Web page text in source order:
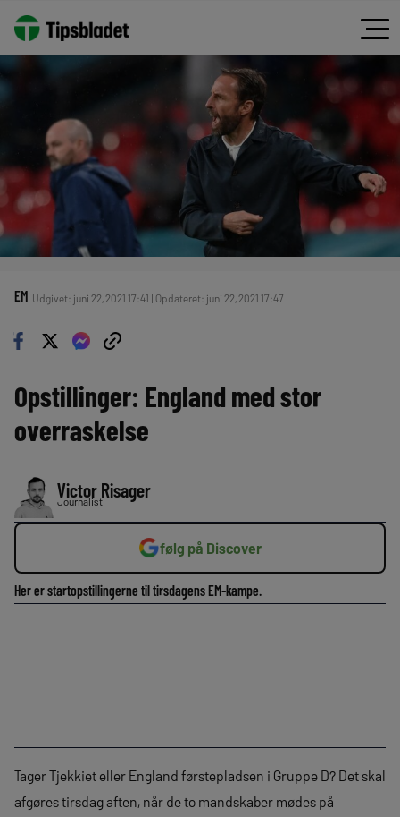
EM Udgivet: juni 22, 2021 17:41 | Opdateret: juni 22, 2021 17:47
Opstillinger: England med stor
overraskelse
Victor Risager
Journalist
følg på Discover
Her er startopstillingerne til tirsdagens EM-kampe.
Tager Tjekkiet eller England førstepladsen i Gruppe D? Det skal
afgøres tirsdag aften, når de to mandskaber mødes på